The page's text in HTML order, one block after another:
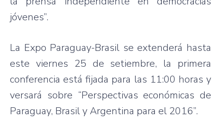
jóvenes”.
La Expo Paraguay-Brasil se extenderá hasta
este viernes 25 de setiembre, la primera
conferencia está fijada para las 11:00 horas y
versará sobre “Perspectivas económicas de
Paraguay, Brasil y Argentina para el 2016”.